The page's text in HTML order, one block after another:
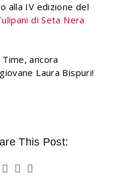
alla IV edizione del
di Seta Nera
ancora
Laura Bispuri!
This Post: